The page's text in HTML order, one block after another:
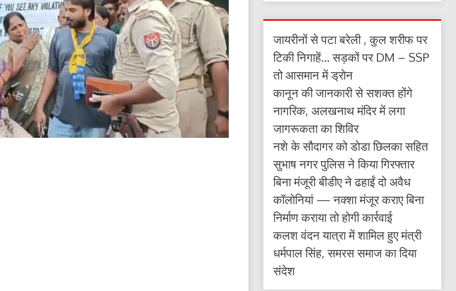
जायरीनों से पटा बरेली , कुल शरीफ पर
टिकी निगाहें… सड़कों पर DM – SSP
तो आसमान में ड्रोन
कानून की जानकारी से सशक्त होंगे
नागरिक, अलखनाथ मंदिर में लगा
जागरूकता का शिविर
नशे के सौदागर को डोडा छिलका सहित
सुभाष नगर पुलिस ने किया गिरफ्तार
बिना मंजूरी बीडीए ने ढहाईं दो अवैध
कॉलोनियां — नक्शा मंजूर कराए बिना
निर्माण कराया तो होगी कार्रवाई
कलश वंदन यात्रा में शामिल हुए मंत्री
धर्मपाल सिंह, समरस समाज का दिया
संदेश